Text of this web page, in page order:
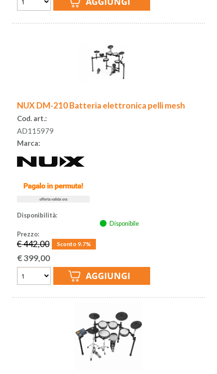
NUX DM-210 Batteria elettronica pelli mesh
Cod. art.:
AD115979
Marca:
Disponibilità:
Disponibile
Prezzo:
€ 442,00 Sconto 9.7%
€399,00